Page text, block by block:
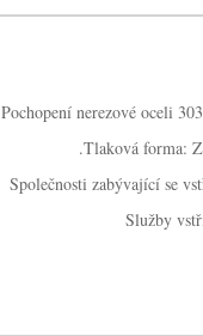
Pochopení nerezové oceli
Tlaková forma:
Společnosti zabývající se
Služby